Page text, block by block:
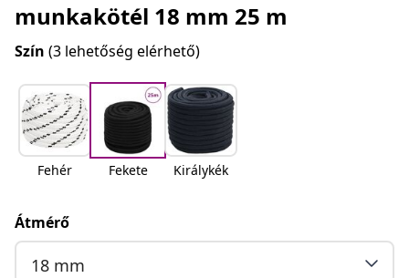
munkakötél 18 mm 25 m
Szín (3 lehetőség elérhető)
Fehér Fekete Királykék
Átmérő
18 mm